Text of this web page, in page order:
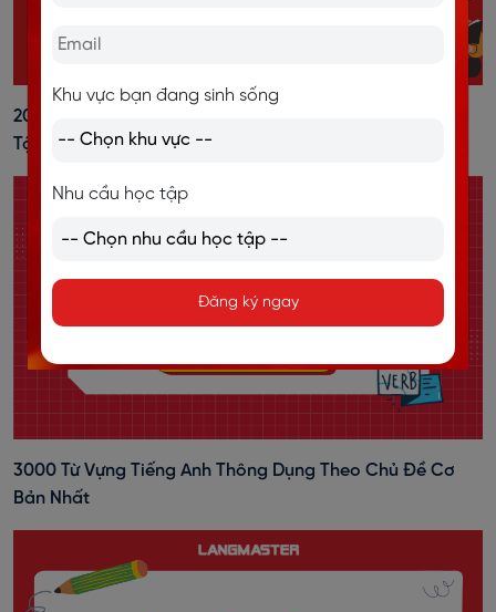
20+ Cách Đánh Trọng Âm Tiếng Anh Dễ Nhớ, Kèm Bài
Tập Vận Dụng
3000 Từ Vựng Tiếng Anh Thông Dụng Theo Chủ Đề Cơ
Bản Nhất
Khu vực bạn đang sinh sống
Nhu cầu học tập
Đăng ký ngay